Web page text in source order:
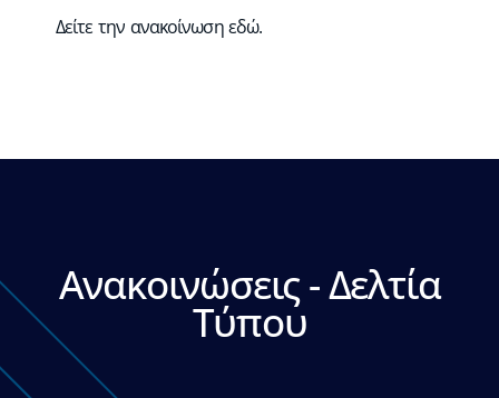
Δείτε την ανακοίνωσηεδώ.
Ανακοινώσεις - Δελτία
Τύπου